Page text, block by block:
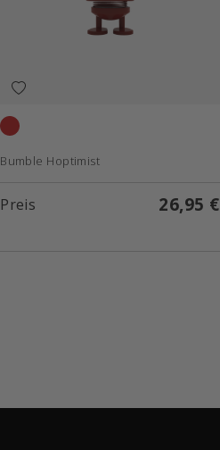
Bumble Hoptimist
Preis 26,95 €